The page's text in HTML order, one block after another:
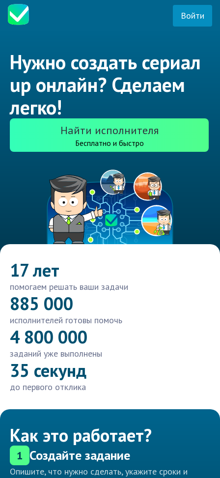
Войти
Нужно создать сериал
up онлайн? Сделаем
легко!
Найти исполнителя
Бесплатно и быстро
17 лет
помогаем решать ваши задачи
885 000
исполнителей готовы помочь
4 800 000
заданий уже выполнены
35 секунд
до первого отклика
Как это работает?
1 Создайте задание
Опишите, что нужно сделать, укажите сроки и